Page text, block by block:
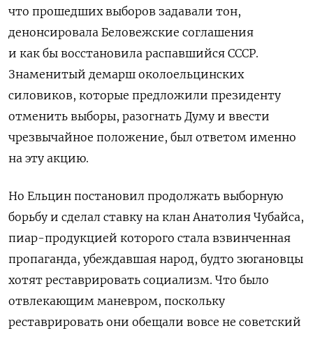
что прошедших выборов задавали тон,
денонсировала Беловежские соглашения
и как бы восстановила распавшийся СССР.
Знаменитый демарш околоельцинских
силовиков, которые предложили президенту
отменить выборы, разогнать Думу и ввести
чрезвычайное положение, был ответом именно
на эту акцию.
Но Ельцин постановил продолжать выборную
борьбу и сделал ставку на клан Анатолия Чубайса,
пиар-продукцией которого стала взвинченная
пропаганда, убеждавшая народ, будто зюгановцы
хотят реставрировать социализм. Что было
отвлекающим маневром, поскольку
реставрировать они обещали вовсе не советский